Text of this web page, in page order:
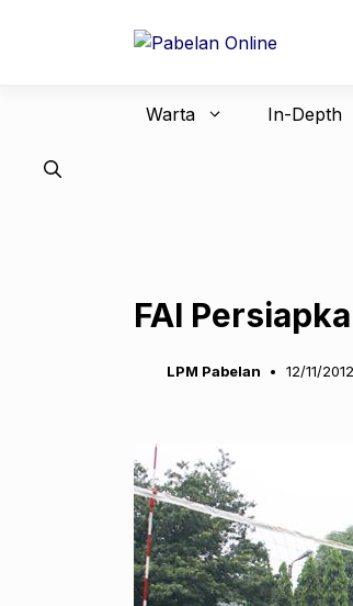
Warta In-Depth
FAI
LPM Pabelan 12/11/2012